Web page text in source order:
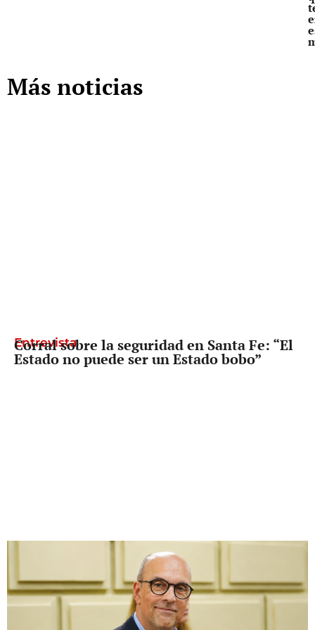
Más noticias
Entrevista
Corral sobre la seguridad en Santa Fe: “El
Estado no puede ser un Estado bobo”
Diputado Provincial
Palo Oliver busca que reclamarle los